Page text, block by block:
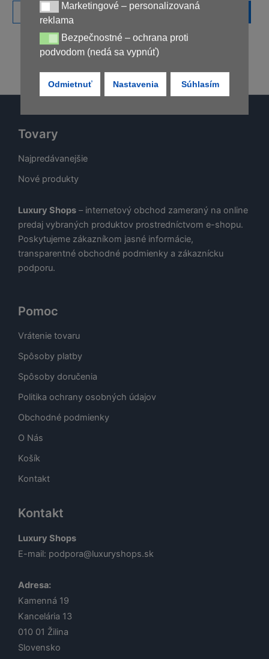
Marketingové – personalizovaná reklama
Marketingové – personalizovaná
reklama
Bezpečnostné – ochrana proti podvodom (nedá sa vypnúť)
Bezpečnostné – ochrana proti
podvodom (nedá sa vypnúť)
Odmietnuť Nastavenia Súhlasím
1 2 3 … 9 10
Tovary
Najpredávanejšie
Nové produkty
Luxury Shops – internetový obchod zameraný na online
predaj vybraných produktov prostredníctvom e-shopu.
Poskytujeme zákazníkom jasné informácie,
transparentné obchodné podmienky a zákaznícku
podporu.
Pomoc
Vrátenie tovaru
Spôsoby platby
Spôsoby doručenia
Politika ochrany osobných údajov
Obchodné podmienky
O Nás
Košík
Kontakt
Kontakt
Luxury Shops
E-mail: podpora@luxuryshops.sk
Adresa:
Kamenná 19
Kancelária 13
010 01 Žilina
Slovensko